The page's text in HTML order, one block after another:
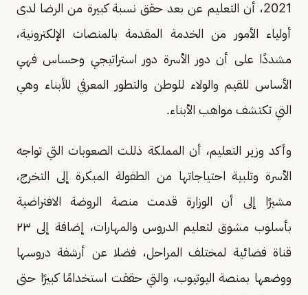
2021، أن التعليم عن بعد حقق نسبة كبيرة من الرضا لدى
أولياء الأمور من الخدمة المقدمة بالمنصات الإلكترونية،
مشددًا على أن دور الأسرة دور استراتيجي وحساس فهي
الأساس للقيم والولاء للوطن والتطور المعرفي للأبناء وهي
التي تكتشف مواهب الأبناء.
وأكد وزير التعليم، أن المملكة ذللت الصعوبات التي تواجه
الأسرة وتلبية احتياجاتها من الطفولة المبكرة إلى التخرج،
مشيرًا إلى أن الوزارة قدمت منصة الروضة الافتراضية
بأسلوب مشوق لتعليم الدروس والمهارات، إضافة إلى ٢٣
قناة فضائية لمختلف المراحل، فضلا عن أرشفة دروسها
ووضعها بمنصة اليوتيوب، والتي حققت استخدامًا كبيرًا حتى